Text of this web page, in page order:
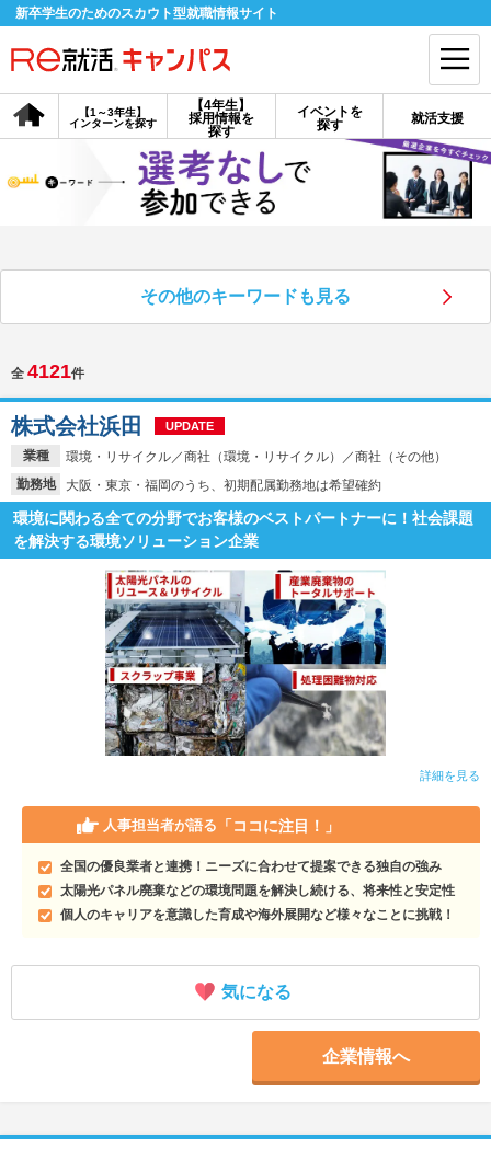
新卒学生のためのスカウト型就職情報サイト
【4年生】
採用情報を
探す
【1～3年生】
インターンを探す
イベントを
探す
就活支援
会員登録 ログイン
会員ID・パスワードを忘れた方はこちら
採用情報を探す
説明会を探す
インターンを探す
イベントを探す スカウト お知らせ
就活ノウハウ・サポート
就活支援
就活ノウハウが満載！
就活コラム
お役立ち記事・相談室など
適職診断
あなたに合う仕事を診断！
就活チャンネル
動画で対策講座をチェック
就活ニュースペーパー
就活時事ニュースを更新
よくある質問
不明点があればこちら
その他のキーワードも見る
全 4121件
業種
環境・リサイクル／商社（環境・リサイクル）／商社（その他）
勤務地
大阪・東京・福岡のうち、初期配属勤務地は希望確約
株式会社浜田 UPDATE
環境に関わる全ての分野でお客様のベストパートナーに！社会課題
を解決する環境ソリューション企業
詳細を見る
人事担当者が語る 「ココに注目！」
全国の優良業者と連携！ニーズに合わせて提案できる独自の強み
太陽光パネル廃棄などの環境問題を解決し続ける、将来性と安定性
個人のキャリアを意識した育成や海外展開など様々なことに挑戦！
気になる
企業情報へ